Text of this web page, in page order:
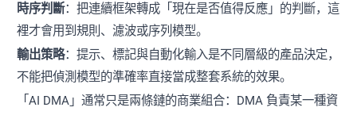
時序判斷：把連續框架轉成「現在是否值得反應」的判斷，這
裡才會用到規則、濾波或序列模型。
輸出策略：提示、標記與自動化輸入是不同層級的產品決定，
不能把偵測模型的準確率直接當成整套系統的效果。
「AI DMA」通常只是兩條鏈的商業組合：DMA 負責某一種資